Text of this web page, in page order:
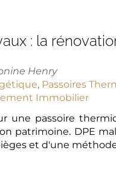
: la
Henry
, Passoires
Immobilier
une passoire
patrimoine. DPE
et d'une